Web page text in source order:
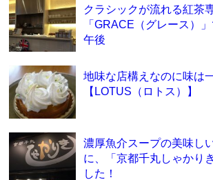
クラシックが流れる紅茶
「GRACE（グレース）
午後
地味な店構えなのに味は
【LOTUS（ロトス）】
濃厚魚介スープの美味し
に、「京都千丸しゃかり
した！